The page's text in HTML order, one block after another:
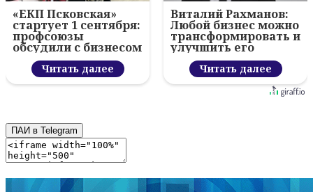
«ЕКП Псковская»
стартует 1 сентября:
профсоюзы
обсудили с бизнесом
новый цифровой
проектЧитать далее
Виталий Рахманов:
Любой бизнес можно
трансформировать и
улучшить его
показатели с
помощью IT
Читать далее
ПАИ в Telegram